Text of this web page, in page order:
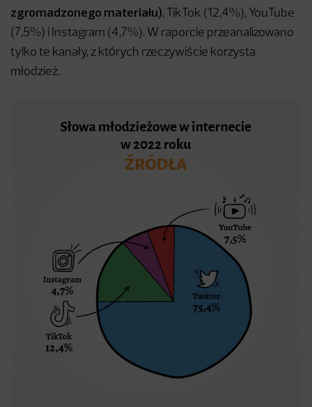
zgromadzonego materiału), TikTok (12,4%), YouTube
(7,5%) i Instagram (4,7%). W raporcie przeanalizowano
tylko te kanały, z których rzeczywiście korzysta
młodzież.